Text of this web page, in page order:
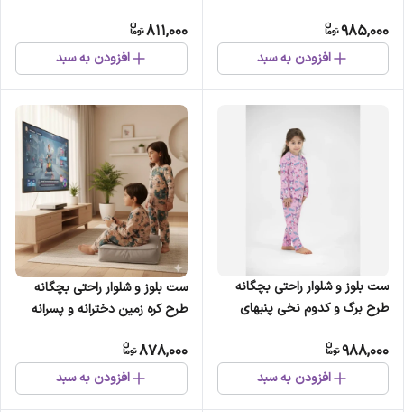
985,000
افزودن به سبد
811,000
افزودن به سبد
ست بلوز و شلوار راحتی بچگانه
طرح برگ و کدوم نخی پنبهای
988,000
افزودن به سبد
ست بلوز و شلوار راحتی بچگانه
طرح کره زمین دخترانه و پسرانه
878,000
افزودن به سبد